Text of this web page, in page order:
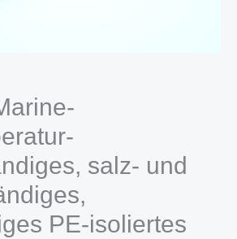
salz- und
PE-isoliertes